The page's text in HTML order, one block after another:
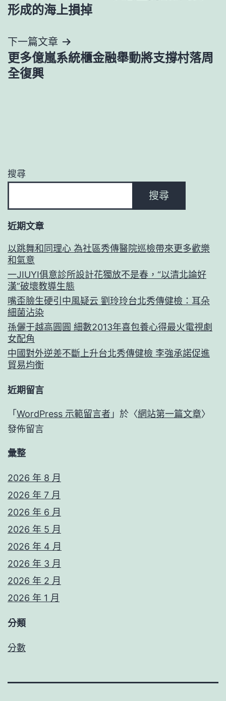
覽
形成的海上損掉
下一篇文章
更多億嵐系統櫃金融舉動將支撐村落周
全復興
搜尋
搜尋
近期文章
以跳舞和同理心 為社區秀傳醫院巡檢帶來更多歡樂
和氣意
一JIUYI俱意診所設計花獨放不是春，“以清北論好
漢”破壞教導生態
嘴歪臉生硬引中風疑云 劉玲玲台北秀傳健檢：耳朵
細菌沾染
孫儷于越高圓圓 細數2013年喜包養心得最火電視劇
女配角
中國對外逆差不斷上升台北秀傳健檢 李強承諾促進
貿易均衡
近期留言
「 WordPress 示範留言者 」於〈網站第一篇文章〉
發佈留言
彙整
2026 年 8 月
2026 年 7 月
2026 年 6 月
2026 年 5 月
2026 年 4 月
2026 年 3 月
2026 年 2 月
2026 年 1 月
分類
分數